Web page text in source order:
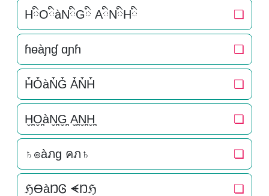
HིOིàNིGི AིNིHི ❏
ɦɵàɲɠ ɑɲɦ ❏
H͒O͒àN͒G͒ A͒N͒H͒ ❏
H̬̤̯O̬̤̯àN̬̤̯G̬̤̯ A̬̤̯N̬̤̯H̬̤̯ ❏
♄๏àภg คภ♄ ❏
ℌƟàŊᎶ ᗛŊℌ ❏